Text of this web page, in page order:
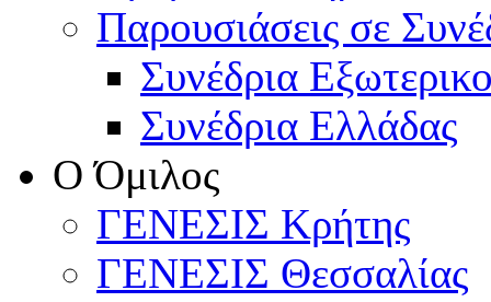
Παρουσιάσεις σε
Συνέδρια
Συνέδρια Ελλάδας
Ο Όμιλος
ΓΕΝΕΣΙΣ Κρήτης
ΓΕΝΕΣΙΣ Θεσσαλίας